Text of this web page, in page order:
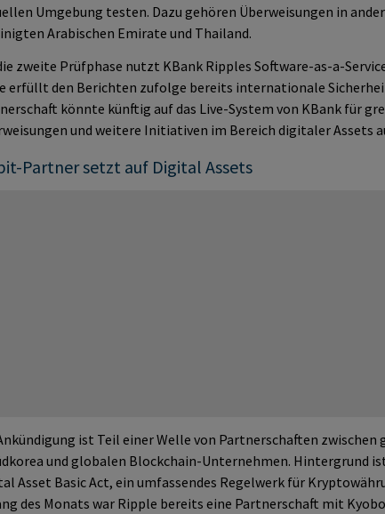
Umgebung testen. Dazu gehören Überweisungen in
Arabischen Emirate und Thailand.
zweite Prüfphase nutzt KBank Ripples Software-as-a-
erfüllt den Berichten zufolge bereits internationale
könnte künftig auf das Live-System von KBank für
und weitere Initiativen im Bereich digitaler Assets
Partner setzt auf Digital Assets
ist Teil einer Welle von Partnerschaften
und globalen Blockchain-Unternehmen. Hintergrund
Asset Basic Act, ein umfassendes Regelwerk für
des Monats war Ripple bereits eine Partnerschaft mit